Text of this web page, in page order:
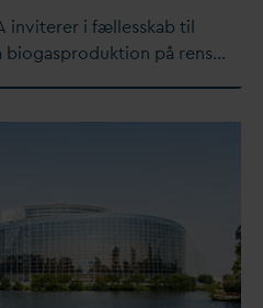
inviterer i fællesskab til
biogasproduktion på rens…